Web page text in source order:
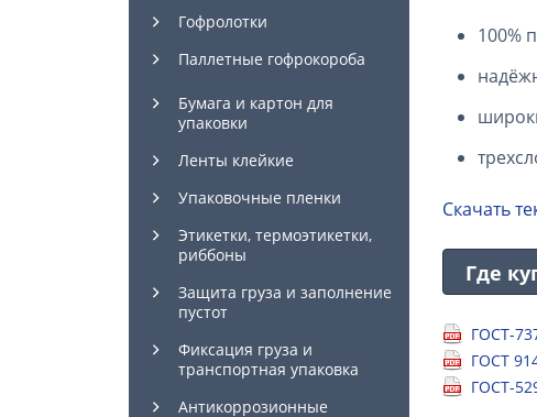
Гофролотки
Паллетные гофрокороба
Бумага и картон для
упаковки
Ленты клейкие
Упаковочные пленки
Этикетки, термоэтикетки,
риббоны
Защита груза и заполнение
пустот
Фиксация груза и
транспортная упаковка
Антикоррозионные
100%
Скачать
Где
ГОСТ-
ГОСТ
ГОСТ-